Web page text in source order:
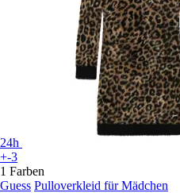
24h
+-3
1 Farben
Guess Pulloverkleid für Mädchen